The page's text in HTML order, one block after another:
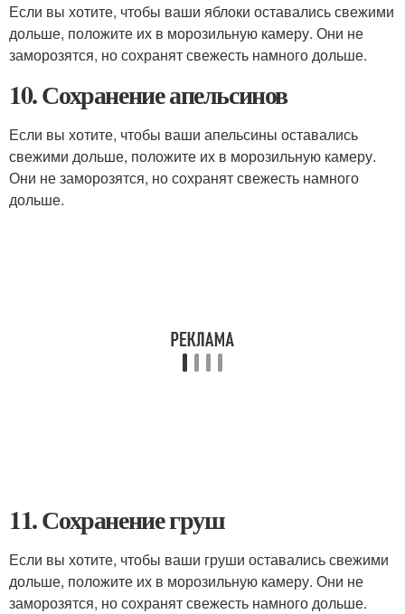
Если вы хотите, чтобы ваши яблоки оставались свежими
дольше, положите их в морозильную камеру. Они не
заморозятся, но сохранят свежесть намного дольше.
10. Сохранение апельсинов
Если вы хотите, чтобы ваши апельсины оставались
свежими дольше, положите их в морозильную камеру.
Они не заморозятся, но сохранят свежесть намного
дольше.
11. Сохранение груш
Если вы хотите, чтобы ваши груши оставались свежими
дольше, положите их в морозильную камеру. Они не
заморозятся, но сохранят свежесть намного дольше.